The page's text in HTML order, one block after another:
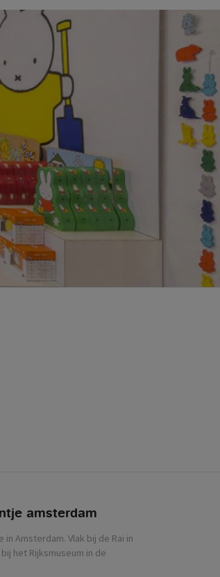
in Amsterdam. Vlak bij de Rai in
het Rijksmuseum in de